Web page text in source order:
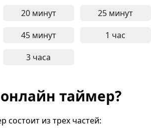
онлайн таймер - идеален для
20 минут
20-минутный онлайн
25 минут
25-
онлайн таймер - для работы
45 минут
45-минутный онлайн
1 час
3 часа
таймер?
состоит из трех частей: